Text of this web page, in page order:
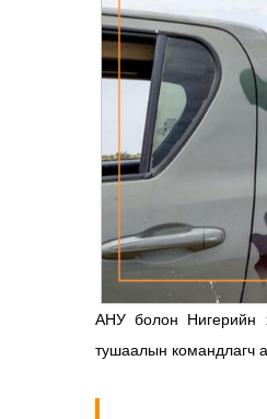
АНУ болон Нигерийн
тушаалын командлагч